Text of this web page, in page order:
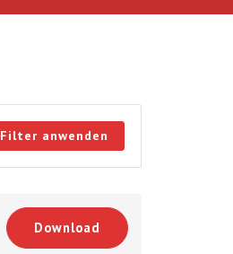
Filter anwenden
Download